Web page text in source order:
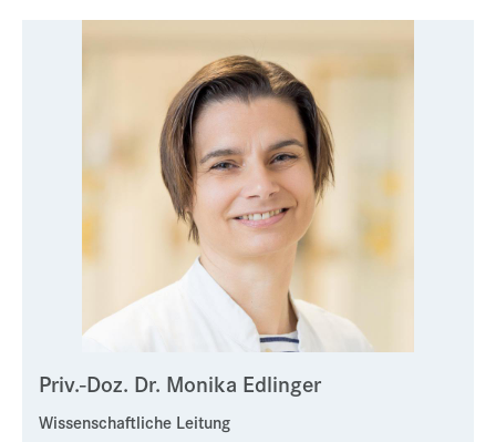
Priv.-Doz. Dr. Monika Edlinger
Wissenschaftliche Leitung